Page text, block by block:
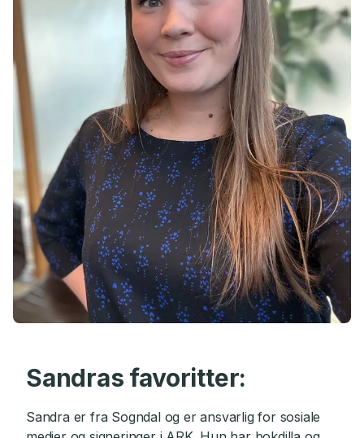
Sandras favoritter:
Sandra er fra Sogndal og er ansvarlig for sosiale